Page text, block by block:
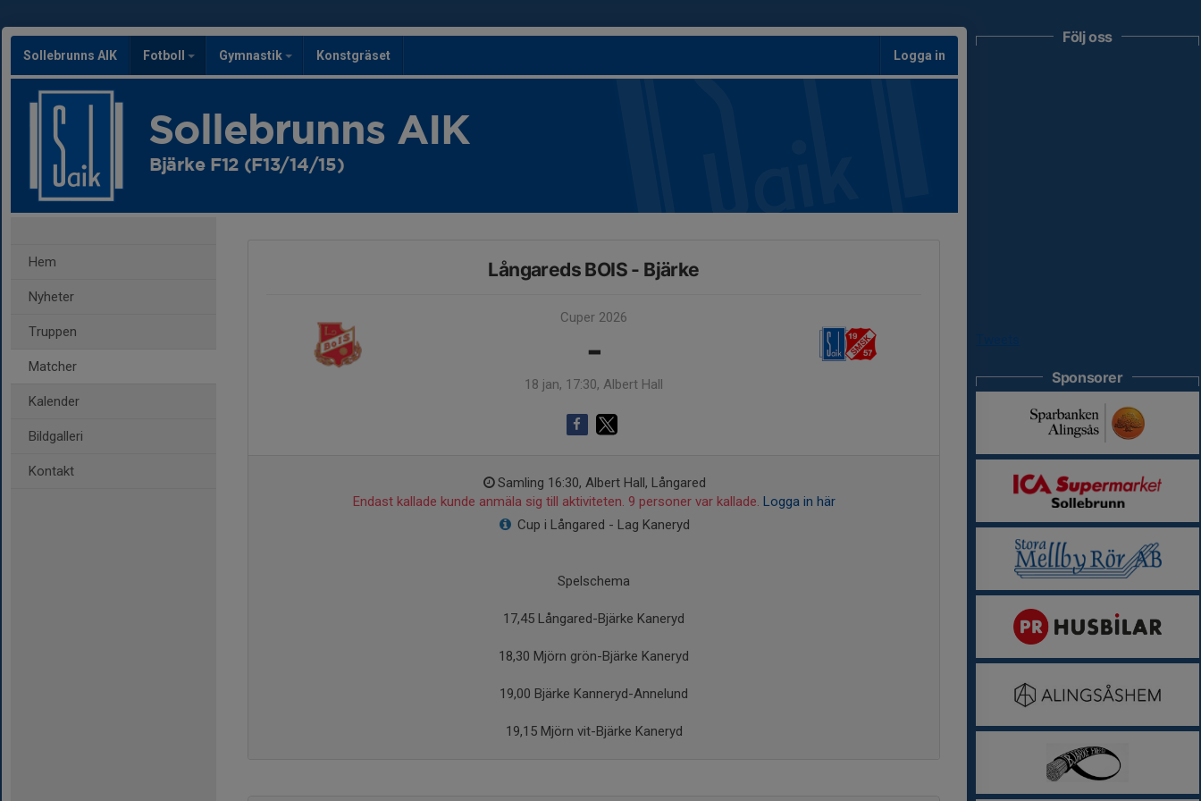
Sollebrunns AIK Fotboll Gymnastik Konstgräset Logga in
Sollebrunns AIK
Bjärke F12 (F13/14/15)
Hem
Nyheter
Truppen
Matcher
Kalender
Bildgalleri
Kontakt
Långareds BOIS - Bjärke
Cuper 2026
-
18 jan, 17:30, Albert Hall
Samling 16:30, Albert Hall, Långared
Endast kallade kunde anmäla sig till aktiviteten. 9 personer var kallade. Logga in här
Cup i Långared - Lag Kaneryd
Spelschema
17,45 Långared-Bjärke Kaneryd
18,30 Mjörn grön-Bjärke Kaneryd
19,00 Bjärke Kanneryd-Annelund
19,15 Mjörn vit-Bjärke Kaneryd
Följ oss
Sponsorer